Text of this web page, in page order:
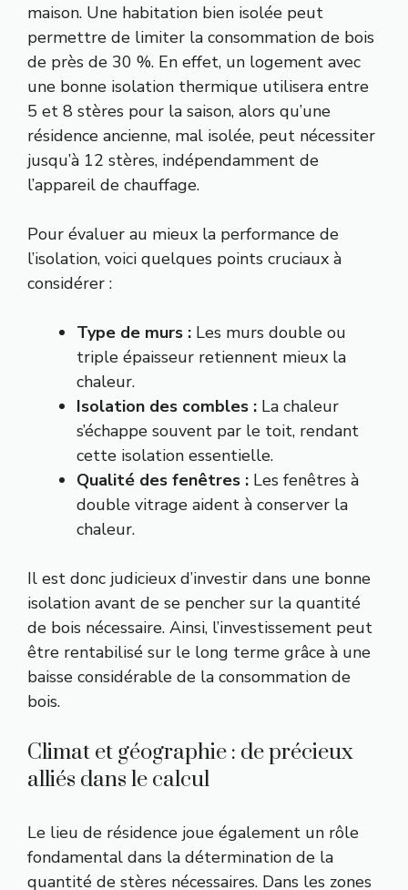
maison. Une habitation bien isolée peut
permettre de limiter la consommation de bois
de près de 30 %. En effet, un logement avec
une bonne isolation thermique utilisera entre
5 et 8 stères pour la saison, alors qu’une
résidence ancienne, mal isolée, peut nécessiter
jusqu’à 12 stères, indépendamment de
l’appareil de chauffage.
Pour évaluer au mieux la performance de
l’isolation, voici quelques points cruciaux à
considérer :
Type de murs : Les murs double ou
triple épaisseur retiennent mieux la
chaleur.
Isolation des combles : La chaleur
s’échappe souvent par le toit, rendant
cette isolation essentielle.
Qualité des fenêtres : Les fenêtres à
double vitrage aident à conserver la
chaleur.
Il est donc judicieux d’investir dans une bonne
isolation avant de se pencher sur la quantité
de bois nécessaire. Ainsi, l’investissement peut
être rentabilisé sur le long terme grâce à une
baisse considérable de la consommation de
bois.
Climat et géographie : de précieux
alliés dans le calcul
Le lieu de résidence joue également un rôle
fondamental dans la détermination de la
quantité de stères nécessaires. Dans les zones